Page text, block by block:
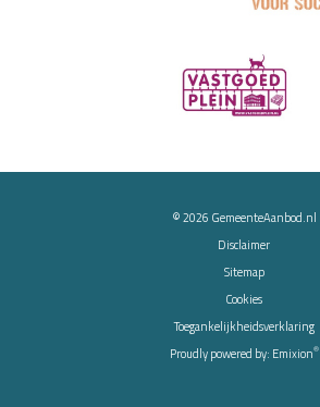
© 2026 GemeenteAanbod.nl
Disclaimer
Sitemap
Cookies
Toegankelijkheidsverklaring
Proudly powered by: Emixion®